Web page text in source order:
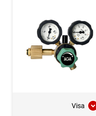
Visa